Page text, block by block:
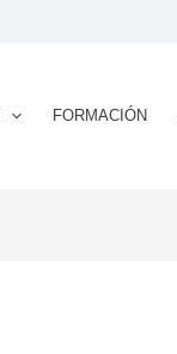
FORMACIÓN